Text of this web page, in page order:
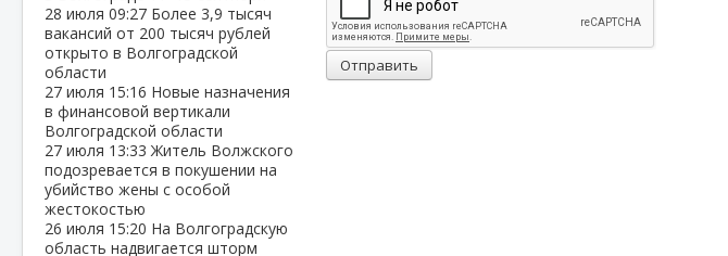
28 июля 09:27 Более 3,9 тысяч
вакансий от 200 тысяч рублей
открыто в Волгоградской
области
27 июля 15:16 Новые назначения
в финансовой вертикали
Волгоградской области
27 июля 13:33Житель Волжского
подозревается в покушении на
убийство жены с особой
жестокостью
26 июля 15:20 На Волгоградскую
область надвигается шторм
Отправить